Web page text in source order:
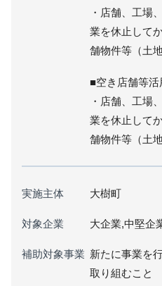
・店舗、工場
業を休止して
舗物件等（土
■空き店舗等活
・店舗、工場
業を休止して
舗物件等（土
実施主体 大樹町
対象企業 大企業,中堅企
補助対象事業 新たに事業を
取り組むこと